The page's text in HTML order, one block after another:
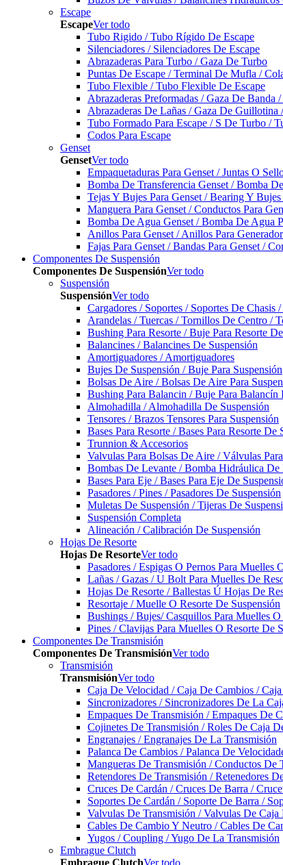
Escape
EscapeVer todo
Tubo Rigido / Tubo Rígido De Escape
Silenciadores / Silenciadores De Escape
Abrazaderas Para Turbo / Gaza De Turbo
Puntas De Escape / Terminal De Mufla /
Tubo Flexible / Tubo Flexible De Escape
Abrazaderas Preformadas / Gaza De Banda
Abrazaderas De Lañas / Gaza De Guillotina
Tubo Formado Para Escape / S De Turbo /
Codos Para Escape
Genset
GensetVer todo
Empaquetaduras Para Genset / Juntas O
Bomba De Transferencia Genset / Bomba
Tejas Y Bujes Para Genset / Bearing Y
Manguera Para Genset / Conductos Para
Bomba De Agua Genset / Bomba De Agua
Anillos Para Genset / Anillos Para
Fajas Para Genset / Bandas Para Genset /
Componentes De Suspensión
Componentes De SuspensiónVer todo
Suspensión
SuspensiónVer todo
Cargadores / Soportes / Soportes De Chasis
Arandelas / Tuercas / Tornillos De Centro /
Bushing Para Resorte / Buje Para Resorte
Balancines / Balancines De Suspensión
Amortiguadores / Amortiguadores
Bujes De Suspensión / Buje Para Suspensión
Bolsas De Aire / Bolsas De Aire Para
Bushing Para Balancin / Buje Para Balancín
Almohadilla / Almohadilla De Suspensión
Tensores / Brazos Tensores Para Suspensión
Bases Para Resorte / Bases Para Resorte De
Trunnion & Accesorios
Valvulas Para Bolsas De Aire / Válvulas
Bombas De Levante / Bomba Hidráulica De
Bases Para Eje / Bases Para Eje De
Pasadores / Pines / Pasadores De Suspensión
Muletas De Suspensión / Tijeras De
Suspensión Completa
Alineación / Calibración De Suspensión
Hojas De Resorte
Hojas De ResorteVer todo
Pasadores / Espigas O Pernos Para Muelles
Lañas / Gazas / U Bolt Para Muelles De
Hojas De Resorte / Ballestas Ú Hojas De
Resortaje / Muelle O Resorte De Suspensión
Bushings / Bujes/ Casquillos Para Muelles O
Pines / Clavijas Para Muelles O Resorte De
Componentes De Transmisión
Componentes De TransmisiónVer todo
Transmisión
TransmisiónVer todo
Caja De Velocidad / Caja De Cambios /
Sincronizadores / Sincronizadores De La
Empaques De Transmisión / Empaques De
Cojinetes De Transmisión / Roles De Caja
Engranajes / Engranajes De La Transmisión
Palanca De Cambios / Palanca De
Mangueras De Transmisión / Conductos De
Retendores De Transmisión / Retenedores
Cruces De Cardán / Cruces De Barra /
Soportes De Cardán / Soporte De Barra /
Valvulas De Transmisión / Valvulas De
Cables De Cambio Y Neutro / Cables De
Yugos / Coupling / Yugo De La Transmisión
Embrague Clutch
Embrague ClutchVer todo